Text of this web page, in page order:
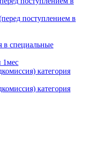
поступлением в
в специальные
1мес
категория
категория